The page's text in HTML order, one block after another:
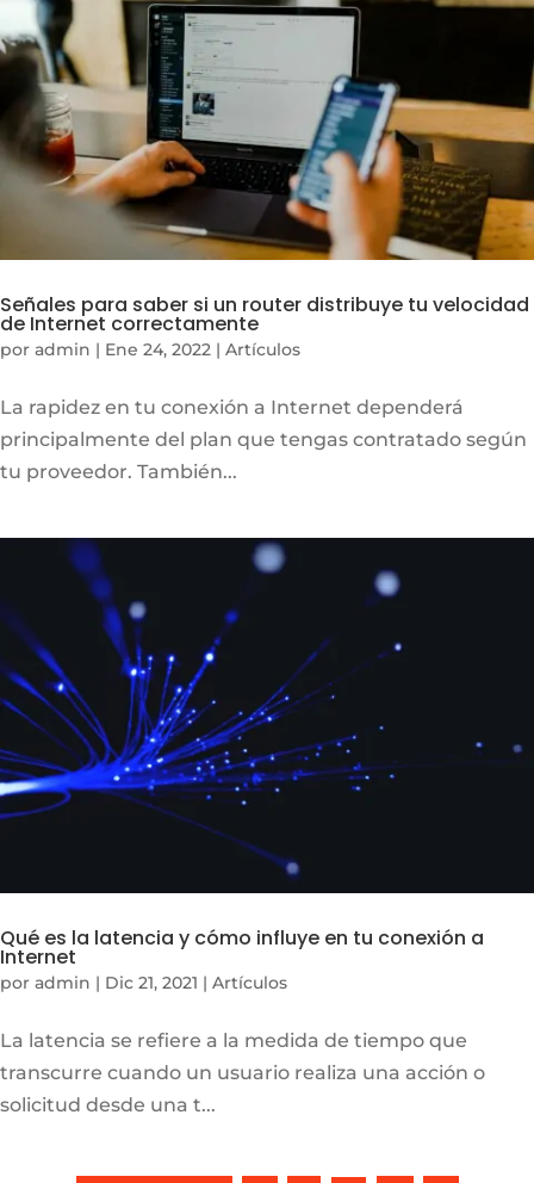
Señales para saber si un router distribuye tu velocidad
de Internet correctamente
por admin | Ene 24, 2022 | Artículos
La rapidez en tu conexión a Internet dependerá
principalmente del plan que tengas contratado según
tu proveedor. También...
Qué es la latencia y cómo influye en tu conexión a
Internet
por admin | Dic 21, 2021 | Artículos
La latencia se refiere a la medida de tiempo que
transcurre cuando un usuario realiza una acción o
solicitud desde una t...